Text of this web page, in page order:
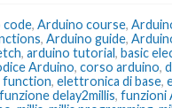
code, Arduino course,
, Arduino guide,
, arduino tutorial, basic
Arduino, corso arduino,
function, elettronica di base,
funzione delay2millis, funzioni